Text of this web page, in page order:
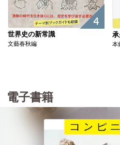
4
世界史の新常識
文藝春秋編 本
電子書籍